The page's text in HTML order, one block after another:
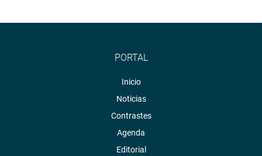
PORTAL
Inicio
Noticias
Contrastes
Agenda
Editorial